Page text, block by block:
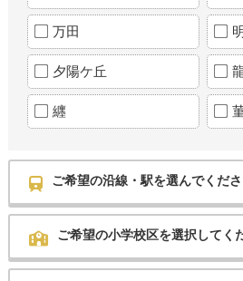
万田
夕陽ケ丘
纒
ご希望の沿線・駅を選んでくだ
ご希望の小学校区を選択してく